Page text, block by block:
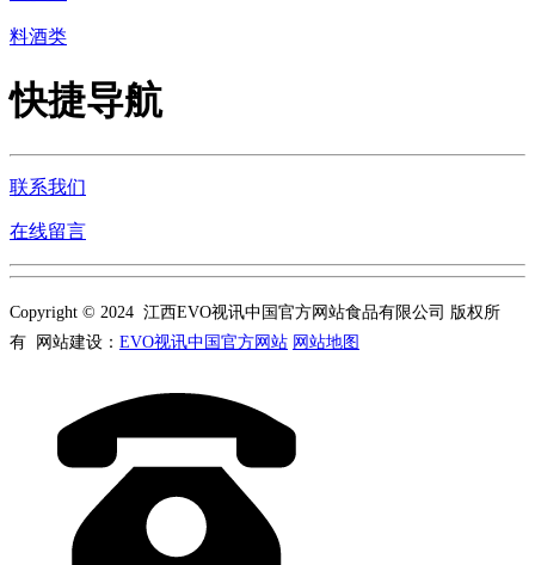
料酒类
快捷导航
联系我们
在线留言
Copyright © 2024 江西EVO视讯中国官方网站食品有限公司 版权所
有 网站建设： EVO视讯中国官方网站 网站地图